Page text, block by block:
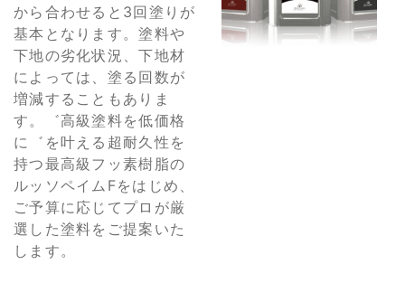
から合わせると3回塗りが
基本となります。塗料や
下地の劣化状況、下地材
によっては、塗る回数が
増減することもありま
す。゛高級塗料を低価格
に゛を叶える超耐久性を
持つ最高級フッ素樹脂の
ルッソペイムFをはじめ、
ご予算に応じてプロが厳
選した塗料をご提案いた
します。